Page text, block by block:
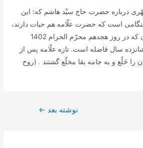
درباره حضرت حاج سيّد هاشم كه: اين
است كه حضرت علّامه هم حيات دارند،
و از آن وقت تا ارتحالشان كه در روز هجدهم محرّم الحرام 1402
سال فاصله است. تازه علّامه پس از
خَلْع و به جامه بقا مخلّع گشتند . (روح
نوشته بعد ←